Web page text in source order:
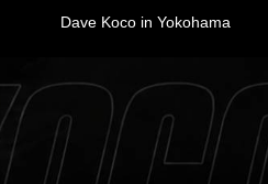
Dave Koco in Yokohama